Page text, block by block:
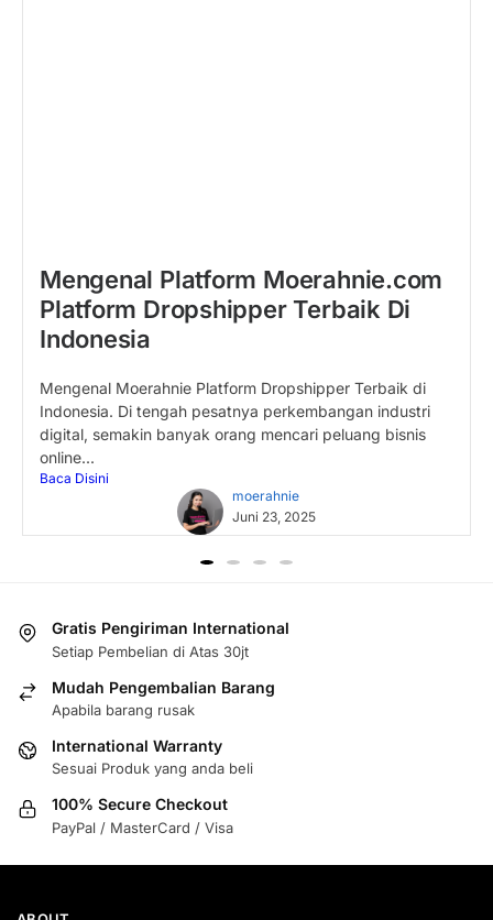
Ini Dia Platform Dropshipper
Terbaik Indonesia Moerahnie.com
tak kalah simpel. Kamu bisa memulai bisnis tanpa stok
barang, tanpa...
Baca Disini
moerahnie
Mudah Pengembalian Barang
Apabila barang rusak
International Warranty
Sesuai Produk yang anda beli
100% Secure Checkout
PayPal / MasterCard / Visa
ABOUT